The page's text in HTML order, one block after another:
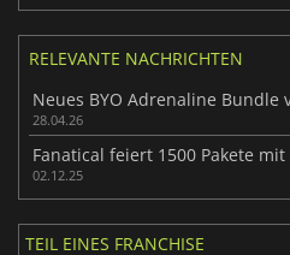
RELEVANTE NACHRICHTEN
28.04.26
02.12.25
TEIL EINES FRANCHISE